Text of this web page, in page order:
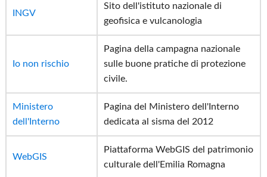
INGV
Sito dell'istituto nazionale di
geofisica e vulcanologia
Io non rischio
Pagina della campagna nazionale
sulle buone pratiche di protezione
civile.
Ministero
dell'Interno
Pagina del Ministero dell'Interno
dedicata al sisma del 2012
WebGIS
Piattaforma WebGIS del patrimonio
culturale dell'Emilia Romagna